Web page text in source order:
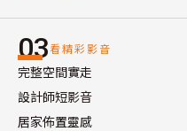
03看精彩影音
完整空間實走
設計師短影音
居家佈置靈感